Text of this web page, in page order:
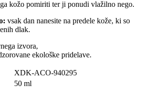
kožo pomiriti ter ji ponudi vlažilno nego.
vsak dan nanesite na predele kože, ki so
dlak.
izvora,
ekološke pridelave.
XDK-ACO-940295
50 ml